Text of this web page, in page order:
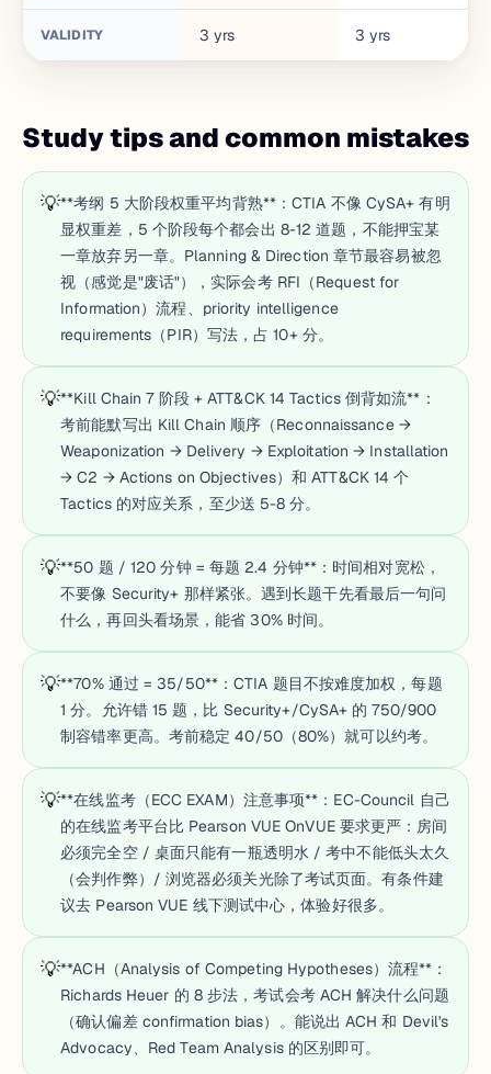
VALIDITY 3 yrs 3 yrs
Study tips and common mistakes
💡**考纲 5 大阶段权重平均背熟**：CTIA 不像 CySA+ 有明
显权重差，5 个阶段每个都会出 8-12 道题，不能押宝某
一章放弃另一章。Planning & Direction 章节最容易被忽
视（感觉是"废话"），实际会考 RFI（Request for
Information）流程、priority intelligence
requirements（PIR）写法，占 10+ 分。
💡**Kill Chain 7 阶段 + ATT&CK 14 Tactics 倒背如流**：
考前能默写出 Kill Chain 顺序（Reconnaissance →
Weaponization → Delivery → Exploitation → Installation
→ C2 → Actions on Objectives）和 ATT&CK 14 个
Tactics 的对应关系，至少送 5-8 分。
💡**50 题 / 120 分钟 = 每题 2.4 分钟**：时间相对宽松，
不要像 Security+ 那样紧张。遇到长题干先看最后一句问
什么，再回头看场景，能省 30% 时间。
💡**70% 通过 = 35/50**：CTIA 题目不按难度加权，每题
1 分。允许错 15 题，比 Security+/CySA+ 的 750/900
制容错率更高。考前稳定 40/50（80%）就可以约考。
💡**在线监考（ECC EXAM）注意事项**：EC-Council 自己
的在线监考平台比 Pearson VUE OnVUE 要求更严：房间
必须完全空 / 桌面只能有一瓶透明水 / 考中不能低头太久
（会判作弊）/ 浏览器必须关光除了考试页面。有条件建
议去 Pearson VUE 线下测试中心，体验好很多。
💡**ACH（Analysis of Competing Hypotheses）流程**：
Richards Heuer 的 8 步法，考试会考 ACH 解决什么问题
（确认偏差 confirmation bias）。能说出 ACH 和 Devil's
Advocacy、Red Team Analysis 的区别即可。